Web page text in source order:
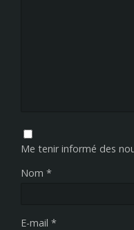
Me tenir informé des
Nom *
E-mail *